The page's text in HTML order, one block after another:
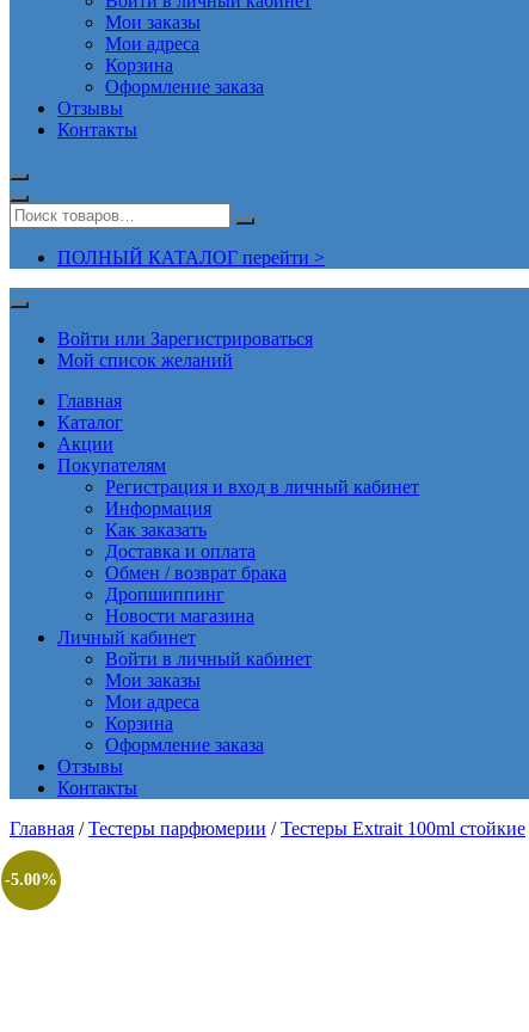
Мои заказы
Мои адреса
Корзина
Оформление заказа
Отзывы
Контакты
ПОЛНЫЙ КАТАЛОГ перейти >
Войти или Зарегистрироваться
Мой список желаний
Главная
Каталог
Акции
Покупателям
Регистрация и вход в личный кабинет
Информация
Как заказать
Доставка и оплата
Обмен / возврат брака
Дропшиппинг
Новости магазина
Личный кабинет
Войти в личный кабинет
Мои заказы
Мои адреса
Корзина
Оформление заказа
Отзывы
Контакты
Главная /Тестеры парфюмерии /Тестеры Extrait 100ml стойкие
-5.00%